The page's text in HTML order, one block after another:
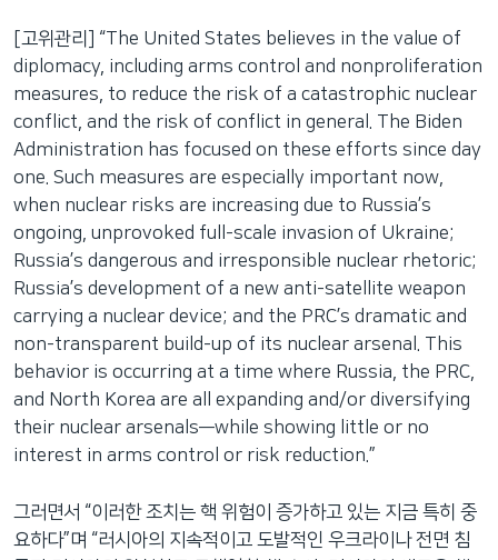
[고위관리] “The United States believes in the value of
diplomacy, including arms control and nonproliferation
measures, to reduce the risk of a catastrophic nuclear
conflict, and the risk of conflict in general. The Biden
Administration has focused on these efforts since day
one. Such measures are especially important now,
when nuclear risks are increasing due to Russia’s
ongoing, unprovoked full-scale invasion of Ukraine;
Russia’s dangerous and irresponsible nuclear rhetoric;
Russia’s development of a new anti-satellite weapon
carrying a nuclear device; and the PRC’s dramatic and
non-transparent build-up of its nuclear arsenal. This
behavior is occurring at a time where Russia, the PRC,
and North Korea are all expanding and/or diversifying
their nuclear arsenals—while showing little or no
interest in arms control or risk reduction.”
그러면서 “이러한 조치는 핵 위험이 증가하고 있는 지금 특히 중
요하다”며 “러시아의 지속적이고 도발적인 우크라이나 전면 침